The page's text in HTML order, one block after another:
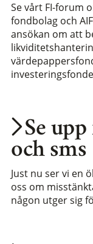
Se
och sms
Just nu ser vi en
oss om
någon utger sig
Se vårt FI-forum
fondbolag och
ansökan om att